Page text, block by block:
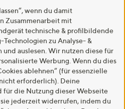
wenn du damit
Zusammenarbeit mit
technische & profilbildende
Technologien zu Analyse- &
auslesen. Wir nutzen diese für
Werbung. Wenn du dies
ablehnen“ (für essenzielle
erforderlich). Deine
die Nutzung dieser Webseite
jederzeit widerrufen, indem du